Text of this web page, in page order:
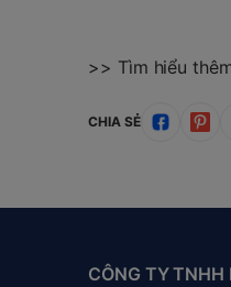
>> Tìm hiểu
CHIA SẺ
CÔNG TY